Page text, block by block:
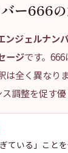
ー666
ンジェルナン
ージです。
は全く異なり
調整を促す優
ている」こと